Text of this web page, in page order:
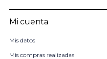
Mi cuenta
Mis datos
Mis compras realizadas